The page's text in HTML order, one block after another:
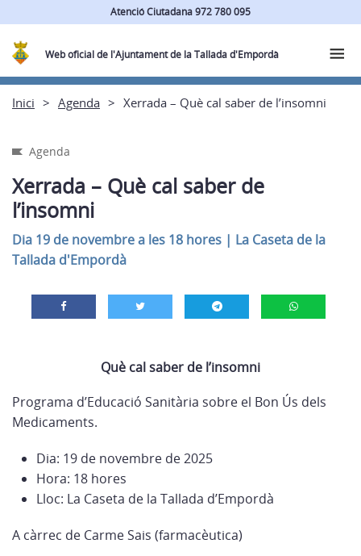
Atenció Ciutadana 972 780 095
Web oficial de l'Ajuntament de la Tallada d'Empordà
Inici Agenda Xerrada – Què cal saber de l’insomni
Agenda
Xerrada – Què cal saber de
l’insomni
Dia 19 de novembre a les 18 hores | La Caseta de la
Tallada d'Empordà
Què cal saber de l’insomni
Programa d’Educació Sanitària sobre el Bon Ús dels
Medicaments.
Dia: 19 de novembre de 2025
Hora: 18 hores
Lloc: La Caseta de la Tallada d’Empordà
A càrrec de Carme Sais (farmacèutica)